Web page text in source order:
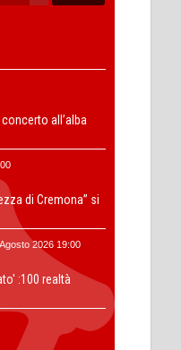
all’alba
di Cremona” si
2026 19:00
:100 realtà